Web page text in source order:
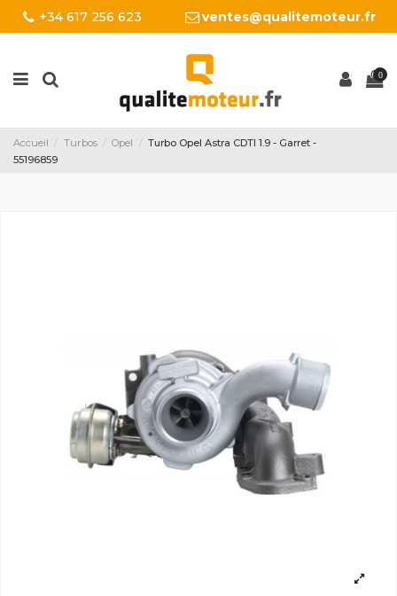
+34 617 256 623 ventes@qualitemoteur.fr
0
Accueil Turbos Opel
Turbo Opel Astra CDTI 1.9 - Garret -
55196859